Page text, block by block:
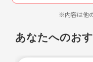
※内容は他
あなたへのお